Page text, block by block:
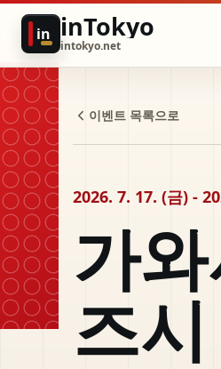
in inTokyo
intokyo.net
이벤트 목록으로
2026. 7. 17. (금) -
가
즈시